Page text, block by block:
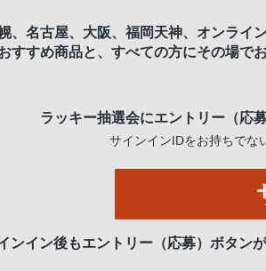
、名古屋、大阪、福岡天神、オンライ
すすめ商品と、すべての方にその場で
ラッキー抽選会にエントリー（応
サインインIDをお持ちでな
ンイン後もエントリー（応募）ボタン